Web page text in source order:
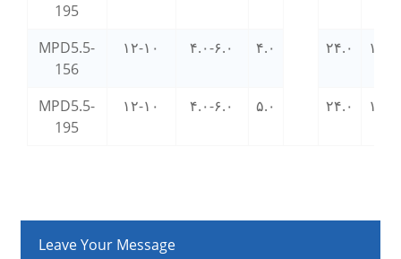
195
MPD5.5-
156
۱۲-۱۰ ۴.۰-۶.۰ ۴.۰ ۲۴.۰ ۱۳.۰
MPD5.5-
195
۱۲-۱۰ ۴.۰-۶.۰ ۵.۰ ۲۴.۰ ۱۳.۰
Leave Your Message